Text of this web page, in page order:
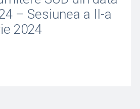
– Sesiunea a II-a
2024